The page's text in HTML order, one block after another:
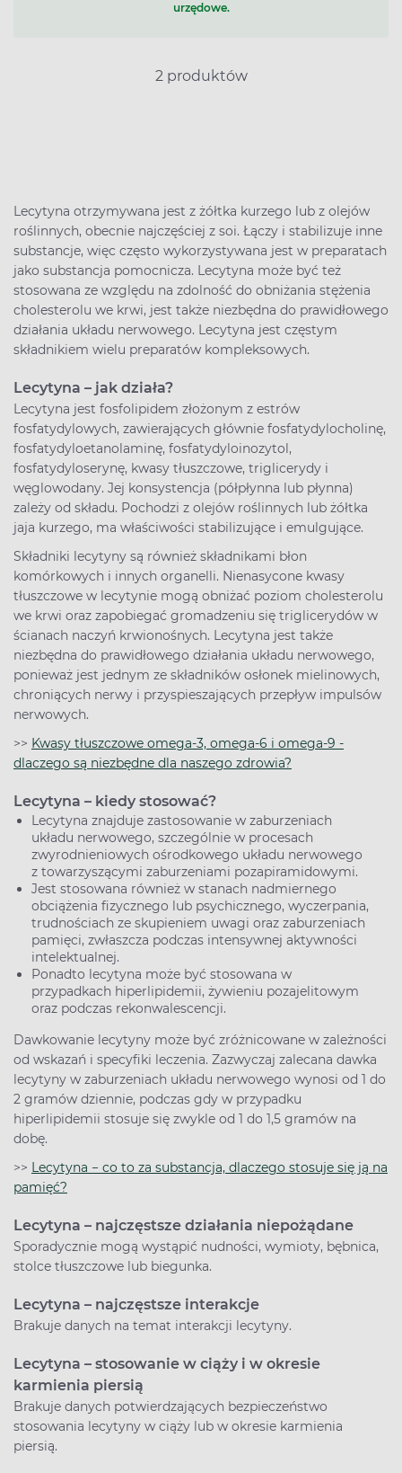
urzędowe.
2 produktów
Lecytyna otrzymywana jest z żółtka kurzego lub z olejów
roślinnych, obecnie najczęściej z soi. Łączy i stabilizuje inne
substancje, więc często wykorzystywana jest w preparatach
jako substancja pomocnicza. Lecytyna może być też
stosowana ze względu na zdolność do obniżania stężenia
cholesterolu we krwi, jest także niezbędna do prawidłowego
działania układu nerwowego. Lecytyna jest częstym
składnikiem wielu preparatów kompleksowych.
Lecytyna – jak działa?
Lecytyna jest fosfolipidem złożonym z estrów
fosfatydylowych, zawierających głównie fosfatydylocholinę,
fosfatydyloetanolaminę, fosfatydyloinozytol,
fosfatydyloserynę, kwasy tłuszczowe, triglicerydy i
węglowodany. Jej konsystencja (półpłynna lub płynna)
zależy od składu. Pochodzi z olejów roślinnych lub żółtka
jaja kurzego, ma właściwości stabilizujące i emulgujące.
Składniki lecytyny są również składnikami błon
komórkowych i innych organelli. Nienasycone kwasy
tłuszczowe w lecytynie mogą obniżać poziom cholesterolu
we krwi oraz zapobiegać gromadzeniu się triglicerydów w
ścianach naczyń krwionośnych. Lecytyna jest także
niezbędna do prawidłowego działania układu nerwowego,
ponieważ jest jednym ze składników osłonek mielinowych,
chroniących nerwy i przyspieszających przepływ impulsów
nerwowych.
>> Kwasy tłuszczowe omega-3, omega-6 i omega-9 -
dlaczego są niezbędne dla naszego zdrowia?
Lecytyna – kiedy stosować?
Lecytyna znajduje zastosowanie w zaburzeniach
układu nerwowego, szczególnie w procesach
zwyrodnieniowych ośrodkowego układu nerwowego
z towarzyszącymi zaburzeniami pozapiramidowymi.
Jest stosowana również w stanach nadmiernego
obciążenia fizycznego lub psychicznego, wyczerpania,
trudnościach ze skupieniem uwagi oraz zaburzeniach
pamięci, zwłaszcza podczas intensywnej aktywności
intelektualnej.
Ponadto lecytyna może być stosowana w
przypadkach hiperlipidemii, żywieniu pozajelitowym
oraz podczas rekonwalescencji.
Dawkowanie lecytyny może być zróżnicowane w zależności
od wskazań i specyfiki leczenia. Zazwyczaj zalecana dawka
lecytyny w zaburzeniach układu nerwowego wynosi od 1 do
2 gramów dziennie, podczas gdy w przypadku
hiperlipidemii stosuje się zwykle od 1 do 1,5 gramów na
dobę.
>> Lecytyna − co to za substancja, dlaczego stosuje się ją na
pamięć?
Lecytyna – najczęstsze działania niepożądane
Sporadycznie mogą wystąpić nudności, wymioty, bębnica,
stolce tłuszczowe lub biegunka.
Lecytyna – najczęstsze interakcje
Brakuje danych na temat interakcji lecytyny.
Lecytyna – stosowanie w ciąży i w okresie
karmienia piersią
Brakuje danych potwierdzających bezpieczeństwo
stosowania lecytyny w ciąży lub w okresie karmienia
piersią.